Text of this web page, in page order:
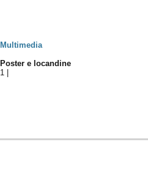
Multimedia
Poster e locandine
1